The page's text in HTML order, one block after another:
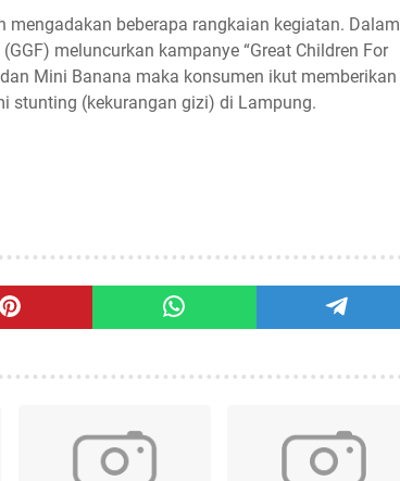
beberapa rangkaian kegiatan. Dalam
meluncurkan kampanye “Great Children For
Mini Banana maka konsumen ikut memberikan
stunting (kekurangan gizi) di Lampung.